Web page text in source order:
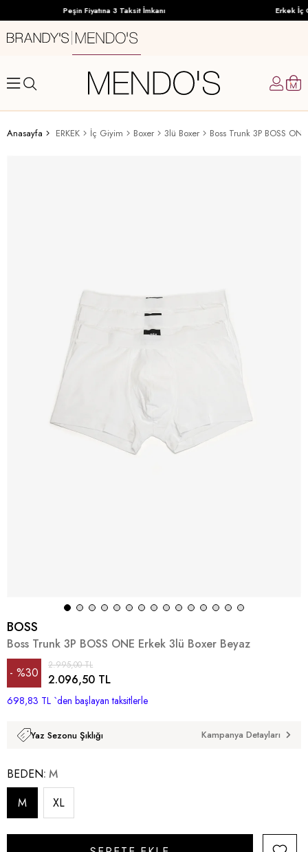
Peşin Fiyatına 3 Taksit İmkanı Erkek İç
Anasayfa ERKEK İç Giyim Boxer 3lü Boxer Boss Trunk 3P BOSS
BOSS
Boss Trunk 3P BOSS ONE Erkek 3lü Boxer Beyaz
%30
İndirim
2.995,00 TL
2.096,50 TL
698,83 TL `den başlayan taksitlerle
Yaz Sezonu Şıklığı Kampanya Detayları
BEDEN M
M
XL